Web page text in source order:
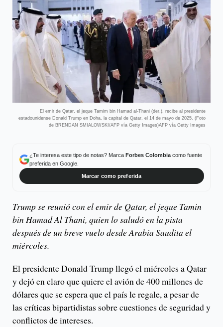
El emir de Qatar, el jeque Tamim bin Hamad al-Thani (der.), recibe al presidente
estadounidense Donald Trump en Doha, la capital de Qatar, el 14 de mayo de 2025. (Foto
de BRENDAN SMIALOWSKI/AFP vía Getty Images)AFP vía Getty Images
¿Te interesa este tipo de notas? Marca Forbes Colombiacomo fuente
preferida en Google.
Marcar como preferida
Trump se reunió con el emir de Qatar, el jeque Tamin
bin Hamad Al Thani, quien lo saludó en la pista
después de un breve vuelo desde Arabia Saudita el
miércoles.
El presidente Donald Trump llegó el miércoles a Qatar
y dejó en claro que quiere el avión de 400 millones de
dólares que se espera que el país le regale, a pesar de
las críticas bipartidistas sobre cuestiones de seguridad y
conflictos de intereses.